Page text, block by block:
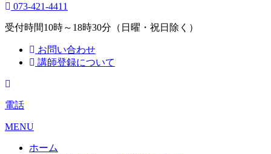
073-421-4411
受付時間10時～18時30分（日曜・祝日除く）
お問い合わせ
講師登録について
電話
MENU
ホーム